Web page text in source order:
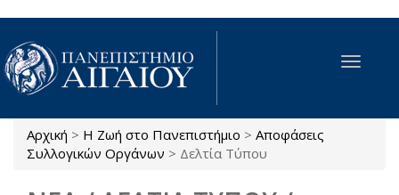
Παράκαμψη προς το κυρίως περιεχόμενο
Toggle
Είστε εδώ
Αρχική > Η Ζωή στο Πανεπιστήμιο > Αποφάσεις
Συλλογικών Οργάνων > Δελτία Τύπου